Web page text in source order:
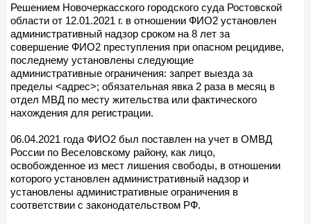
Решением Новочеркасского городского суда Ростовской
области от 12.01.2021 г. в отношении ФИО2 установлен
административный надзор сроком на 8 лет за
совершение ФИО2 преступления при опасном рецидиве,
последнему установлены следующие
административные ограничения: запрет выезда за
пределы <адрес>; обязательная явка 2 раза в месяц в
отдел МВД по месту жительства или фактического
нахождения для регистрации.
06.04.2021 года ФИО2 был поставлен на учет в ОМВД
России по Веселовскому району, как лицо,
освобожденное из мест лишения свободы, в отношении
которого установлен административный надзор и
установлены административные ограничения в
соответствии с законодательством РФ.